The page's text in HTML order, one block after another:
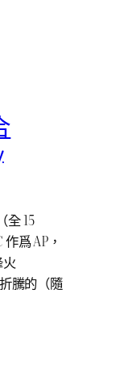
全 15
爲 AP，
騰的（隨